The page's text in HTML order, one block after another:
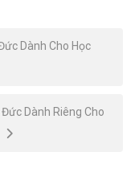
Dành Cho Học
Đức Dành Riêng Cho